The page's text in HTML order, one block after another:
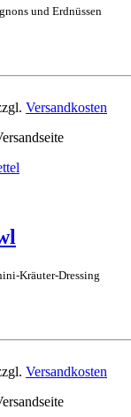
und Erdnüssen
Versandkosten
Kräuter-Dressing
Versandkosten